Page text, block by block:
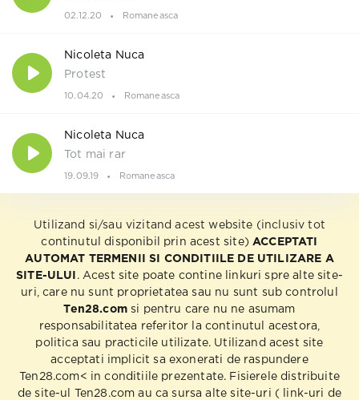
02.12.20 Romaneasca
Nicoleta Nuca
Protest
10.04.20 Romaneasca
Nicoleta Nuca
Tot mai rar
19.09.19 Romaneasca
Utilizand si/sau vizitand acest website (inclusiv tot
continutul disponibil prin acest site) ACCEPTATI
AUTOMAT TERMENII SI CONDITIILE DE UTILIZARE A
SITE-ULUI
. Acest site poate contine linkuri spre alte site-
uri, care nu sunt proprietatea sau nu sunt sub controlul
Ten28.comsi pentru care nu ne asumam
responsabilitatea referitor la continutul acestora,
politica sau practicile utilizate. Utilizand acest site
acceptati implicit sa exonerati de raspundere
Ten28.com< in conditiile prezentate. Fisierele distribuite
de site-ul Ten28.com au ca sursa alte site-uri ( link-uri de